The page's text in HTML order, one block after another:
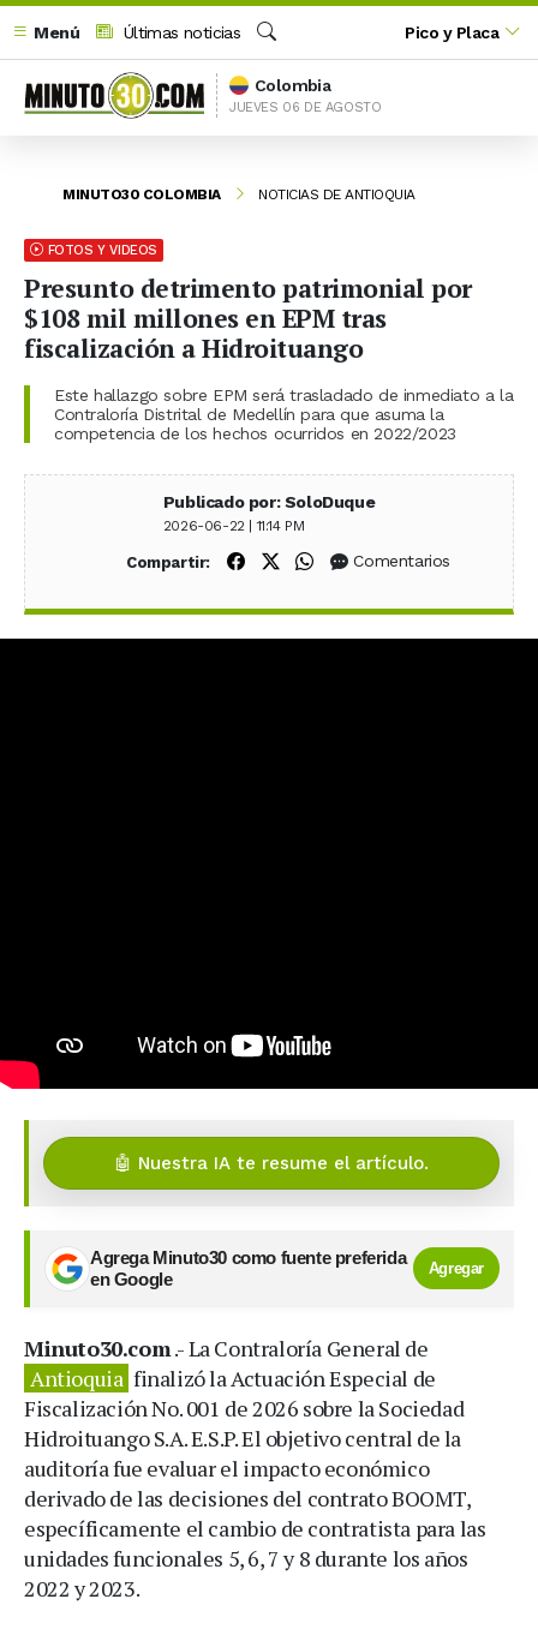
Menú
Últimas noticias
Buscar
Pico y Placa
Colombia
JUEVES 06 DE AGOSTO
MINUTO30 COLOMBIA NOTICIAS DE ANTIOQUIA
FOTOS Y VIDEOS
Presunto detrimento patrimonial por
$108 mil millones en EPM tras
fiscalización a Hidroituango
Este hallazgo sobre EPM será trasladado de inmediato a la
Contraloría Distrital de Medellín para que asuma la
competencia de los hechos ocurridos en 2022/2023
Publicado por: SoloDuque
2026-06-22 | 11:14 PM
Compartir: Compartir en Facebook
Compartir en X (Twitter)
Compartir en WhatsApp
Comentarios
🤖 Nuestra IA te resume el artículo.
Agrega Minuto30 como fuente preferida
en Google
Agregar
Minuto30.com.- La Contraloría General de
Antioquia finalizó la Actuación Especial de
Fiscalización No. 001 de 2026 sobre la Sociedad
Hidroituango S.A. E.S.P. El objetivo central de la
auditoría fue evaluar el impacto económico
derivado de las decisiones del contrato BOOMT,
específicamente el cambio de contratista para las
unidades funcionales 5, 6, 7 y 8 durante los años
2022 y 2023.